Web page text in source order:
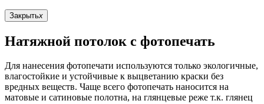
Закрытьx
Натяжной потолок с фотопечать
Для нанесения фотопечати используются только экологичные,
влагостойкие и устойчивые к выцветанию краски без
вредных веществ. Чаще всего фотопечать наносится на
матовые и сатиновые полотна, на глянцевые реже т.к. глянец